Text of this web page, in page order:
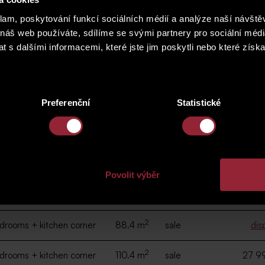
poskytování funkcí sociálních médií a analýze naší
web používáte, sdílíme se svými partnery pro sociální
s dalšími informacemi, které jste jim poskytli nebo které
Preferenční Statistické
Povolit výběr
+ kitchen corner 101.3 m sale
area transaction
+ kitchen corner sale
transaction
16
+ kitchen corner 88.4 m2 sale
+ kitchen corner 110.4 m2 sale 27